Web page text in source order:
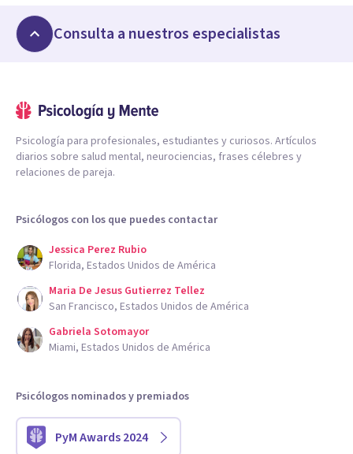
Consulta a nuestros especialistas
Psicología para profesionales, estudiantes y curiosos. Artículos
diarios sobre salud mental, neurociencias, frases célebres y
relaciones de pareja.
Psicólogos con los que puedes contactar
Jessica Perez Rubio
Florida, Estados Unidos de América
Maria De Jesus Gutierrez Tellez
San Francisco, Estados Unidos de América
Gabriela Sotomayor
Miami, Estados Unidos de América
Psicólogos nominados y premiados
PyM Awards 2024